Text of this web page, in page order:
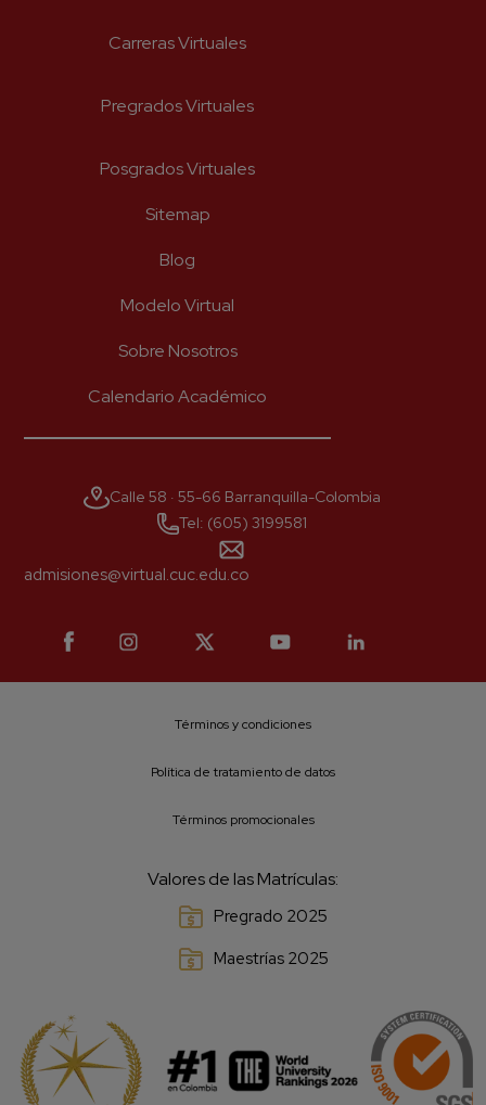
Carreras Virtuales
Pregrados Virtuales
Posgrados Virtuales
Sitemap
Blog
Modelo Virtual
Sobre Nosotros
Calendario Académico
Calle 58 · 55-66 Barranquilla-Colombia
Tel: (605) 3199581
admisiones@virtual.cuc.edu.co
Términos y condiciones
Política de tratamiento de datos
Términos promocionales
Valores de las Matrículas:
Pregrado 2025
Maestrías 2025